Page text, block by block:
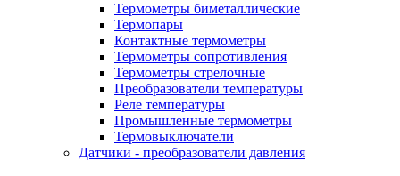
Термометры биметаллические
Термопары
Контактные термометры
Термометры сопротивления
Термометры стрелочные
Преобразователи температуры
Реле температуры
Промышленные термометры
Термовыключатели
Датчики - преобразователи давления